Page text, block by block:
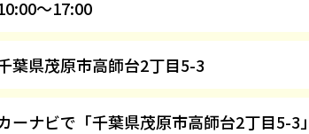
～17:00
葉県茂原市高師台2丁目5-3
ーナビで「千葉県茂原市高師台2丁目5-3